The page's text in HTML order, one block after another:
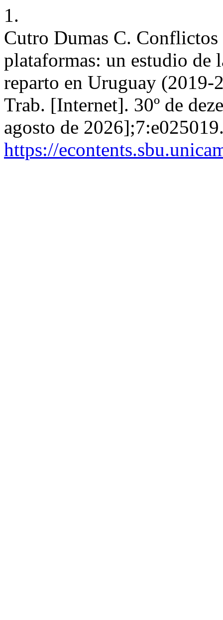
1.
Cutro Dumas C.
plataformas: un estudio de
reparto en Uruguay (2019-
Trab. [Internet]. 30º de
agosto de
https://